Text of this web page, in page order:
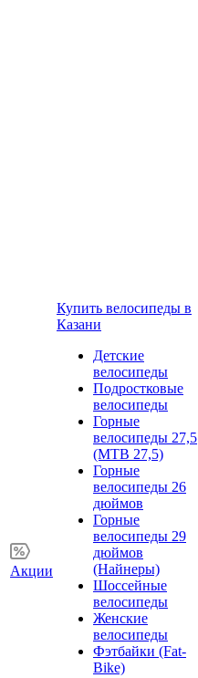
Акции
Купить велосипеды в
Казани
Детские
велосипеды
Подростковые
велосипеды
Горные
велосипеды 27,5
(MTB 27,5)
Горные
велосипеды 26
дюймов
Горные
велосипеды 29
дюймов
(Найнеры)
Шоссейные
велосипеды
Женские
велосипеды
Фэтбайки (Fat-
Bike)